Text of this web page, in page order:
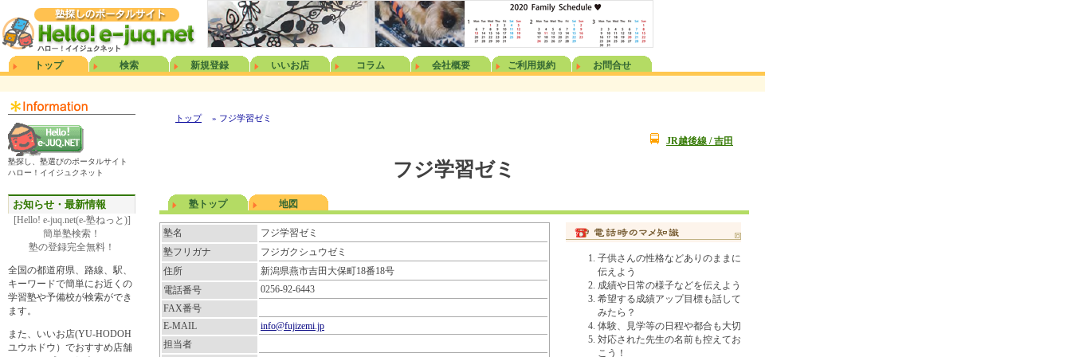
トップ 検索 新規登録 いいお店 コラム 会社概要 ご利用規約 お問合せ
塾探し、塾選びのポータルサイト
ハロー！イイジュクネット
お知らせ・最新情報
[Hello! e-juq.net(e-塾ねっと)]
簡単塾検索！
塾の登録完全無料！
全国の都道府県、路線、駅、
キーワードで簡単にお近くの
学習塾や予備校が検索ができ
ます。
また、いいお店(YU-HODOH
ユウホドウ）でおすすめ店舗
トップ » フジ学習ゼミ
JR越後線 / 吉田
フジ学習ゼミ
塾トップ 地図
塾名
フジ学習ゼミ
塾フリガナ
フジガクシュウゼミ
住所
新潟県燕市吉田大保町18番18号
電話番号
0256-92-6443
FAX番号
E-MAIL
info@fujizemi.jp
担当者
子供さんの性格などありのままに
伝えよう
成績や日常の様子などを伝えよう
希望する成績アップ目標も話して
みたら？
体験、見学等の日程や都合も大切
対応された先生の名前も控えてお
こう！